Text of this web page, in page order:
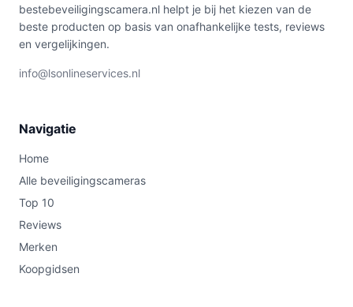
bestebeveiligingscamera.nl helpt je bij het kiezen van de
beste producten op basis van onafhankelijke tests, reviews
en vergelijkingen.
info@lsonlineservices.nl
Navigatie
Home
Alle beveiligingscameras
Top 10
Reviews
Merken
Koopgidsen